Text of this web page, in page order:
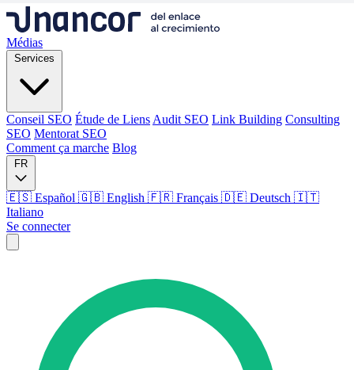
Médias
Services
Conseil SEO Étude de Liens Audit SEO Link Building Consulting
SEO Mentorat SEO
Comment ça marche Blog
FR
🇪🇸 Español 🇬🇧 English 🇫🇷 Français 🇩🇪 Deutsch 🇮🇹
Italiano
Se connecter
Conseil SEO Étude de Liens Link Building
Mentorat SEO
Comment ça marche